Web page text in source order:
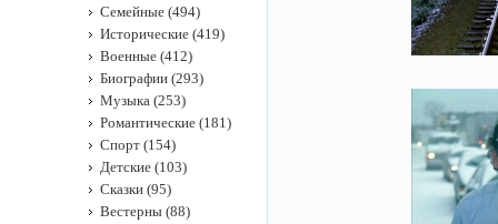
Семейные (494)
Исторические (419)
Военные (412)
Биографии (293)
Музыка (253)
Романтические (181)
Спорт (154)
Детские (103)
Сказки (95)
Вестерны (88)